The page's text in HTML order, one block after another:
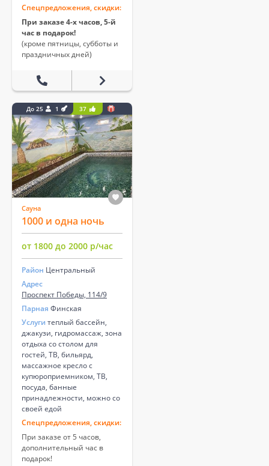
Спецпредложения, скидки:
При заказе 4-х часов, 5-й
час в подарок!
(кроме пятницы, субботы и
праздничных дней)
До 25 1 37
Сауна
1000 и одна ночь
от 1800 до 2000 р/час
Район Центральный
Адрес
Проспект Победы, 114/9
Парная Финская
Услуги теплый бассейн,
джакузи, гидромассаж, зона
отдыха со столом для
гостей, ТВ, бильярд,
массажное кресло с
купюроприемником, ТВ,
посуда, банные
принадлежности, можно со
своей едой
Спецпредложения, скидки:
При заказе от 5 часов,
дополнительный час в
подарок!